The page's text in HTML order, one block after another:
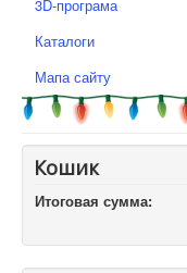
3D-програма
Каталоги
Мапа сайту
Кошик
Итоговая сумма: